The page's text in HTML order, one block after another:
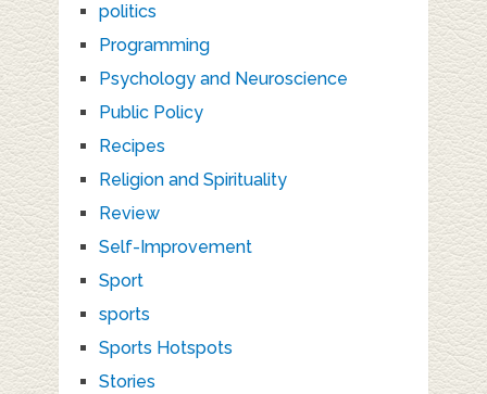
politics
Programming
Psychology and Neuroscience
Public Policy
Recipes
Religion and Spirituality
Review
Self-Improvement
Sport
sports
Sports Hotspots
Stories